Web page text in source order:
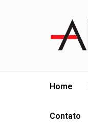
Home
Contato